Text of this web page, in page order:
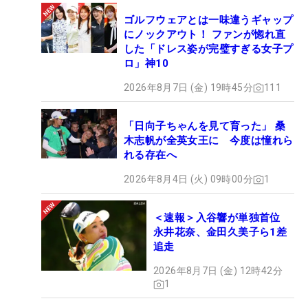
ゴルフウェアとは一味違うギャップ
にノックアウト！ ファンが惚れ直
した「ドレス姿が完璧すぎる女子プ
ロ」神10
2026年8月7日 (金) 19時45分 111
「日向子ちゃんを見て育った」 桑
木志帆が全英女王に 今度は憧れら
れる存在へ
2026年8月4日 (火) 09時00分 1
＜速報＞入谷響が単独首位
永井花奈、金田久美子ら1差
追走
2026年8月7日 (金) 12時42分
1